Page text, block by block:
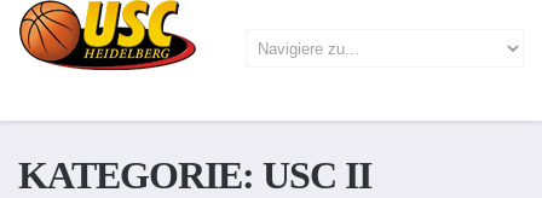
KATEGORIE: USC II